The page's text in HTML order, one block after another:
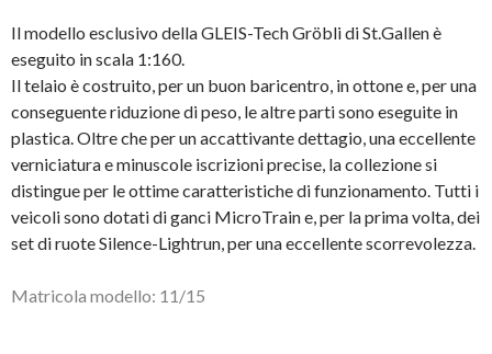
Il modello esclusivo della GLEIS-Tech Gröbli di St.Gallen è
eseguito in scala 1:160.
Il telaio è costruito, per un buon baricentro, in ottone e, per una
conseguente riduzione di peso, le altre parti sono eseguite in
plastica. Oltre che per un accattivante dettagio, una eccellente
verniciatura e minuscole iscrizioni precise, la collezione si
distingue per le ottime caratteristiche di funzionamento. Tutti i
veicoli sono dotati di ganci MicroTrain e, per la prima volta, dei
set di ruote Silence-Lightrun, per una eccellente scorrevolezza.
Matricola modello: 11/15